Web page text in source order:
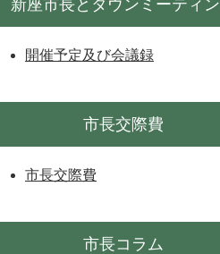
新座市長とタウンミーティ
開催予定及び会議録
市長交際費
市長交際費
市長コラム